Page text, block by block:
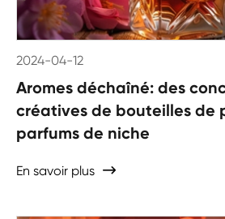
2024-04-12
Aromes déchaîné: des
créatives de bouteilles de
parfums de niche
En savoir plus 